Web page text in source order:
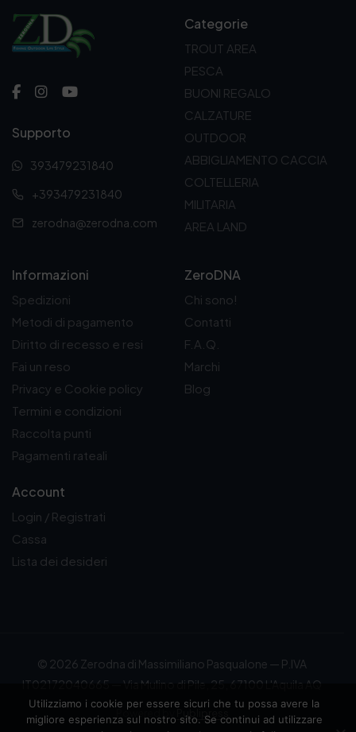
Supporto
393479231840
+393479231840
zerodna@zerodna.com
Categorie
TROUT AREA
PESCA
BUONI REGALO
CALZATURE
OUTDOOR
ABBIGLIAMENTO CACCIA
COLTELLERIA
MILITARIA
AREA LAND
Informazioni
Spedizioni
Metodi di pagamento
Diritto di recesso e resi
Fai un reso
Privacy e Cookie policy
Termini e condizioni
Raccolta punti
Pagamenti rateali
Account
Login / Registrati
Cassa
Lista dei desideri
ZeroDNA
Chi sono!
Contatti
F.A.Q.
Marchi
Blog
© 2026 Zerodna di Massimiliano Pasqualone — P.IVA
IT02172040665 — Via Mulino di Pile, 25, 67100 L'Aquila AQ
Powered by Publipress
Utilizziamo i cookie per essere sicuri che tu possa avere la
migliore esperienza sul nostro sito. Se continui ad utilizzare